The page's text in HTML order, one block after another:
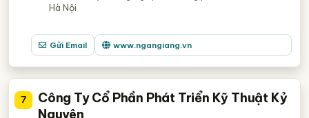
Hà Nội
Gửi Email www.ngangiang.vn
7
Công Ty Cổ Phần Phát Triển Kỹ Thuật Kỷ
Nguyên